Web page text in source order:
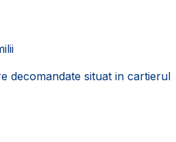
decomandate situat in cartierul